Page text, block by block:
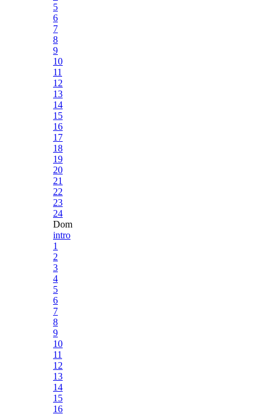
5
6
7
8
9
10
11
12
13
14
15
16
17
18
19
20
21
22
23
24
Dom
intro
1
2
3
4
5
6
7
8
9
10
11
12
13
14
15
16